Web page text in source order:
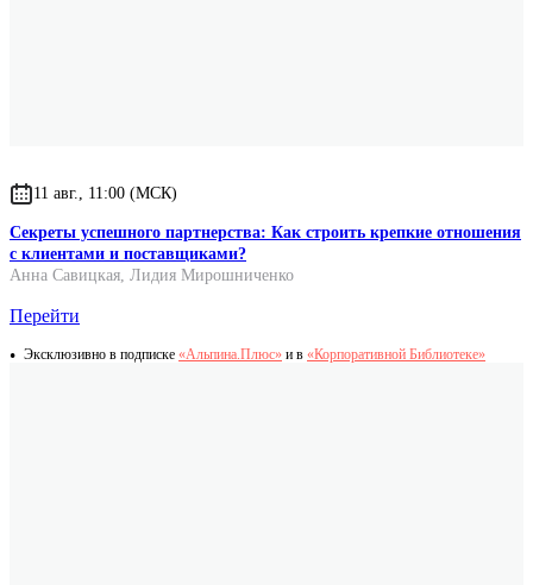
11 авг., 11:00 (МСК)
Секреты успешного партнерства: Как строить крепкие отношения
с клиентами и поставщиками?
Анна Савицкая Лидия Мирошниченко
Перейти
Эксклюзивно в подписке «Альпина.Плюс» и в «Корпоративной Библиотеке»